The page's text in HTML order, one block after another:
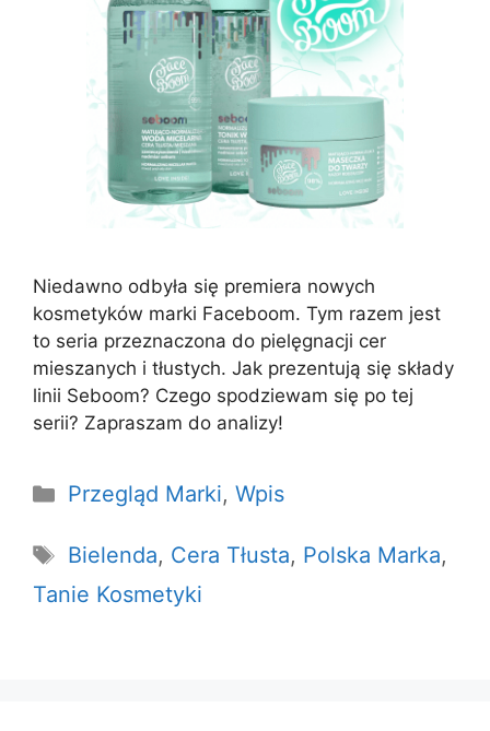
Niedawno odbyła się premiera nowych
kosmetyków marki Faceboom. Tym razem jest
to seria przeznaczona do pielęgnacji cer
mieszanych i tłustych. Jak prezentują się składy
linii Seboom? Czego spodziewam się po tej
serii? Zapraszam do analizy!
Kategorie
Przegląd Marki, Wpis
Tagi
Bielenda, Cera Tłusta, Polska Marka,
Tanie Kosmetyki